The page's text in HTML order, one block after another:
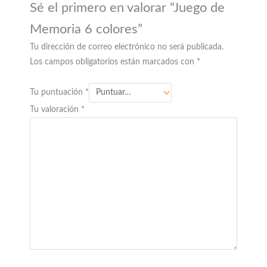
Sé el primero en valorar “Juego de
Memoria 6 colores”
Tu dirección de correo electrónico no será publicada.
Los campos obligatorios están marcados con *
Tu puntuación *
Tu valoración *